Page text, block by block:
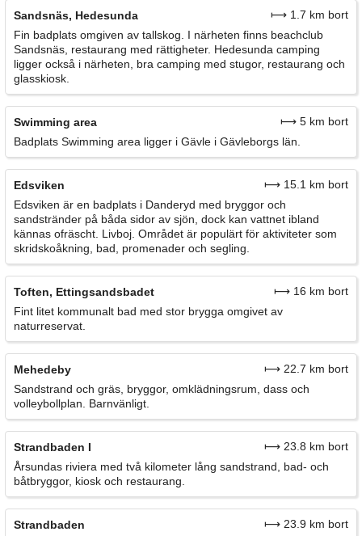
Sandsnäs, Hedesunda
⟼ 1.7 km bort
Fin badplats omgiven av tallskog. I närheten finns beachclub
Sandsnäs, restaurang med rättigheter. Hedesunda camping
ligger också i närheten, bra camping med stugor, restaurang och
glasskiosk.
Swimming area
⟼ 5 km bort
Badplats Swimming area ligger i Gävle i Gävleborgs län.
Edsviken
⟼ 15.1 km bort
Edsviken är en badplats i Danderyd med bryggor och
sandstränder på båda sidor av sjön, dock kan vattnet ibland
kännas ofräscht. Livboj. Området är populärt för aktiviteter som
skridskoåkning, bad, promenader och segling.
Toften, Ettingsandsbadet
⟼ 16 km bort
Fint litet kommunalt bad med stor brygga omgivet av
naturreservat.
Mehedeby
⟼ 22.7 km bort
Sandstrand och gräs, bryggor, omklädningsrum, dass och
volleybollplan. Barnvänligt.
Strandbaden I
⟼ 23.8 km bort
Årsundas riviera med två kilometer lång sandstrand, bad- och
båtbryggor, kiosk och restaurang.
Strandbaden
⟼ 23.9 km bort